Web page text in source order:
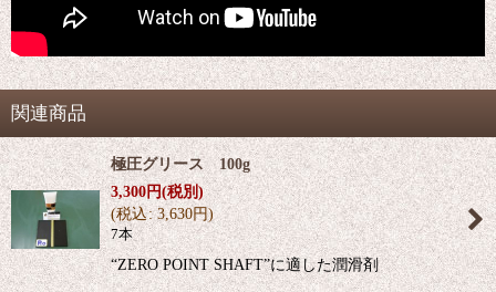
関連商品
極圧グリース 100g
3,300円(税別)
(税込: 3,630円)
7本
“ZERO POINT SHAFT”に適した潤滑剤